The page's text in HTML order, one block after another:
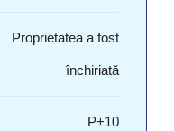
Proprietatea a fost
închiriată
P+10